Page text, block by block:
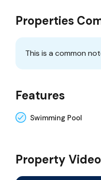
Properties
This is a common
Features
Swimming Pool
Property Video